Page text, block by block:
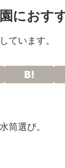
におす
ています。
筒選び。